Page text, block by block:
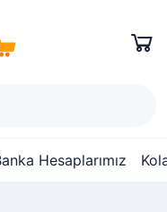
Hesaplarımız